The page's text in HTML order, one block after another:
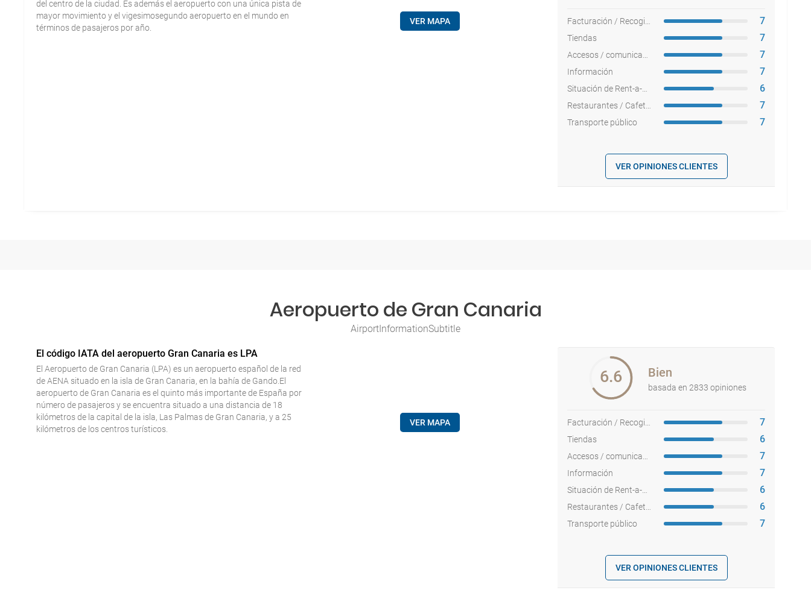
del centro de la ciudad. Es además el aeropuerto con una única pista de
mayor movimiento y el vigesimosegundo aeropuerto en el mundo en
términos de pasajeros por año.
VER MAPA 7
Tiendas 7
7
Información 7
6
7
Transporte público 7
VER OPINIONES CLIENTES
Aeropuerto de Gran Canaria
AirportInformationSubtitle
El código IATA del aeropuerto Gran Canaria es LPA
El Aeropuerto de Gran Canaria (LPA) es un aeropuerto español de la red
de AENA situado en la isla de Gran Canaria, en la bahía de Gando.El
aeropuerto de Gran Canaria es el quinto más importante de España por
número de pasajeros y se encuentra situado a una distancia de 18
kilómetros de la capital de la isla, Las Palmas de Gran Canaria, y a 25
kilómetros de los centros turísticos.
VER MAPA
6.6 Bien
basada en 2833 opiniones
7
Tiendas 6
7
Información 7
6
6
Transporte público 7
VER OPINIONES CLIENTES